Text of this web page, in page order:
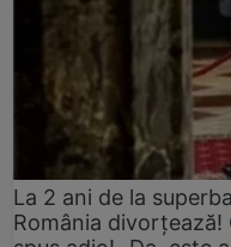
La 2 ani de la
România divorțează!